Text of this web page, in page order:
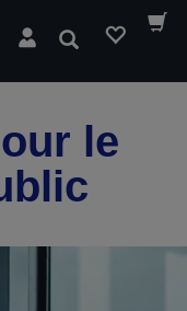
Rechercher
le